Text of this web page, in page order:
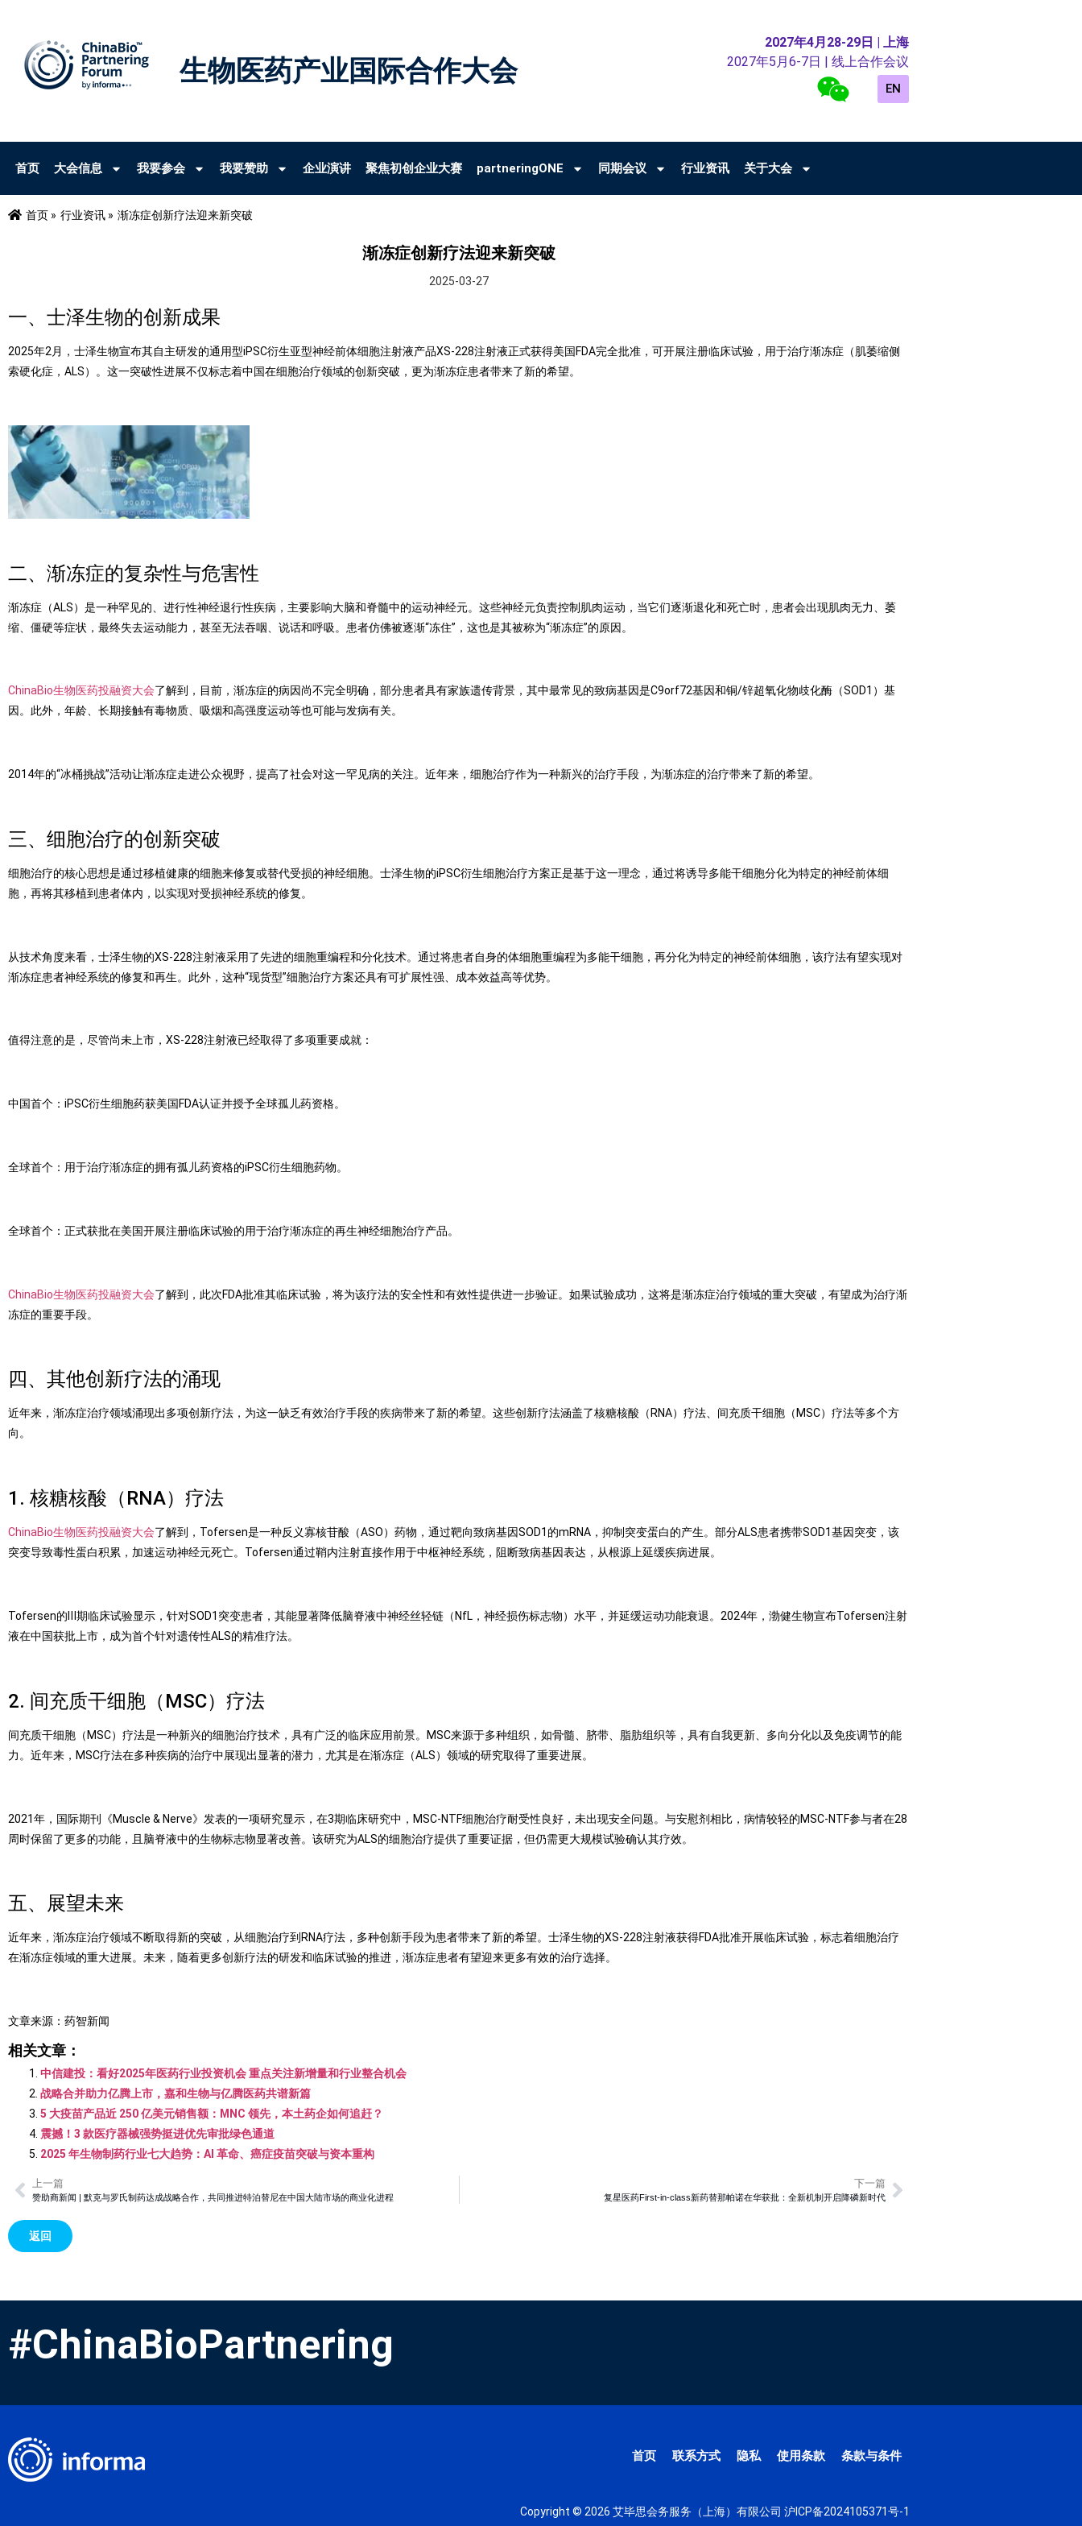
生物医药产业国际合作大会
2027年4月28-29日 | 上海
2027年5月6-7日 | 线上合作会议
EN
首页 大会信息 我要参会 我要赞助 企业演讲 聚焦初创企业大赛 partneringONE 同期会议 行业资讯 关于大会
首页 » 行业资讯 » 渐冻症创新疗法迎来新突破
渐冻症创新疗法迎来新突破
2025-03-27
一、士泽生物的创新成果
2025年2 月，士泽生物宣布其自主研发的通用型iPSC衍生亚型神经前体细胞注射液产品XS-228注射液正式获得美国 FDA完全批准，可开展注册临床试验，用于治疗渐冻症（肌萎缩侧
索硬化症， ALS）。这一突破性进展不仅标志着中国在细胞治疗领域的创新突破，更为渐冻症患者带来了新的希望。
二、渐冻症的复杂性与危害性
渐冻症（ALS）是一种罕见的、进行性神经退行性疾病，主要影响大脑和脊髓中的运动神经元。这些神经元负责控制肌肉运动，当它们逐渐退化和死亡时，患者会出现肌肉无力、萎
缩、僵硬等症状，最终失去运动能力，甚至无法吞咽、说话和呼吸。患者仿佛被逐渐“冻住” ，这也是其被称为“渐冻症”的原因。
ChinaBio生物医药投融资大会了解到，目前，渐冻症的病因尚不完全明确，部分患者具有家族遗传背景，其中最常见的致病基因是C9orf72基因和铜/锌超氧化物歧化酶（SOD1 ）基
因。此外，年龄、长期接触有毒物质、吸烟和高强度运动等也可能与发病有关。
2014年的“冰桶挑战”活动让渐冻症走进公众视野，提高了社会对这一罕见病的关注。近年来，细胞治疗作为一种新兴的治疗手段，为渐冻症的治疗带来了新的希望。
三、细胞治疗的创新突破
细胞治疗的核心思想是通过移植健康的细胞来修复或替代受损的神经细胞。士泽生物的iPSC衍生细胞治疗方案正是基于这一理念，通过将诱导多能干细胞分化为特定的神经前体细
胞，再将其移植到患者体内，以实现对受损神经系统的修复。
从技术角度来看，士泽生物的XS-228注射液采用了先进的细胞重编程和分化技术。通过将患者自身的体细胞重编程为多能干细胞，再分化为特定的神经前体细胞，该疗法有望实现对
渐冻症患者神经系统的修复和再生。此外，这种“现货型”细胞治疗方案还具有可扩展性强、成本效益高等优势。
值得注意的是，尽管尚未上市， XS-228注射液已经取得了多项重要成就：
中国首个： iPSC衍生细胞药获美国 FDA认证并授予全球孤儿药资格。
全球首个：用于治疗渐冻症的拥有孤儿药资格的iPSC衍生细胞药物。
全球首个：正式获批在美国开展注册临床试验的用于治疗渐冻症的再生神经细胞治疗产品。
ChinaBio生物医药投融资大会了解到，此次FDA批准其临床试验，将为该疗法的安全性和有效性提供进一步验证。如果试验成功，这将是渐冻症治疗领域的重大突破，有望成为治疗渐
冻症的重要手段。
四、其他创新疗法的涌现
近年来，渐冻症治疗领域涌现出多项创新疗法，为这一缺乏有效治疗手段的疾病带来了新的希望。这些创新疗法涵盖了核糖核酸（ RNA）疗法、间充质干细胞（ MSC）疗法等多个方
向。
1. 核糖核酸（RNA）疗法
ChinaBio生物医药投融资大会了解到， Tofersen是一种反义寡核苷酸（ASO）药物，通过靶向致病基因SOD1 的mRNA ，抑制突变蛋白的产生。部分ALS患者携带SOD1基因突变，该
突变导致毒性蛋白积累，加速运动神经元死亡。 Tofersen通过鞘内注射直接作用于中枢神经系统，阻断致病基因表达，从根源上延缓疾病进展。
Tofersen的Ⅲ期临床试验显示，针对SOD1 突变患者，其能显著降低脑脊液中神经丝轻链（ NfL ，神经损伤标志物）水平，并延缓运动功能衰退。 2024年，渤健生物宣布Tofersen注射
液在中国获批上市，成为首个针对遗传性ALS的精准疗法。
2. 间充质干细胞（MSC）疗法
间充质干细胞（ MSC）疗法是一种新兴的细胞治疗技术，具有广泛的临床应用前景。 MSC来源于多种组织，如骨髓、脐带、脂肪组织等，具有自我更新、多向分化以及免疫调节的能
力。近年来， MSC疗法在多种疾病的治疗中展现出显著的潜力，尤其是在渐冻症（ALS）领域的研究取得了重要进展。
2021年，国际期刊《Muscle & Nerve》发表的一项研究显示，在3期临床研究中， MSC-NTF细胞治疗耐受性良好，未出现安全问题。与安慰剂相比，病情较轻的MSC-NTF参与者在28
周时保留了更多的功能，且脑脊液中的生物标志物显著改善。该研究为ALS的细胞治疗提供了重要证据，但仍需更大规模试验确认其疗效。
五、展望未来
近年来，渐冻症治疗领域不断取得新的突破，从细胞治疗到 RNA疗法，多种创新手段为患者带来了新的希望。士泽生物的XS-228注射液获得FDA批准开展临床试验，标志着细胞治疗
在渐冻症领域的重大进展。未来，随着更多创新疗法的研发和临床试验的推进，渐冻症患者有望迎来更多有效的治疗选择。
文章来源：药智新闻
相关文章：
中信建投：看好2025年医药行业投资机会 重点关注新增量和行业整合机会
战略合并助力亿腾上市，嘉和生物与亿腾医药共谱新篇
5 大疫苗产品近 250 亿美元销售额：MNC 领先，本土药企如何追赶？
震撼！3 款医疗器械强势挺进优先审批绿色通道
2025 年生物制药行业七大趋势：AI 革命、癌症疫苗突破与资本重构
上一篇
赞助商新闻 | 默克与罗氏制药达成战略合作，共同推进特泊替尼在中国大陆市场的商业化进程
下一篇
复星医药First-in-class新药替那帕诺在华获批：全新机制开启降磷新时代
返回
#ChinaBioPartnering
首页 联系方式 隐私 使用条款 条款与条件
Copyright © 2026 艾毕思会务服务（上海）有限公司 沪ICP备2024105371号-1